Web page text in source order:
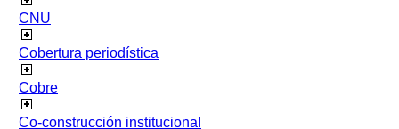
CNU
Cobertura periodística
Cobre
Co-construcción institucional